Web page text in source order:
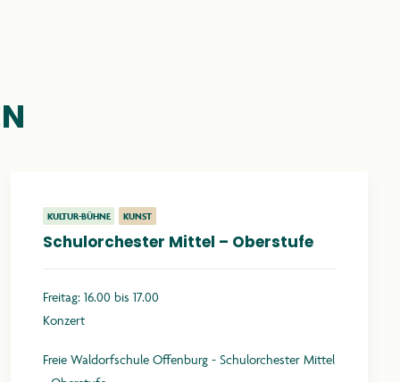
KULTUR-BÜHNE KUNST
Schulorchester Mittel – Oberstufe
Freitag: 16.00 bis 17.00
Konzert
Freie Waldorfschule Offenburg - Schulorchester Mittel